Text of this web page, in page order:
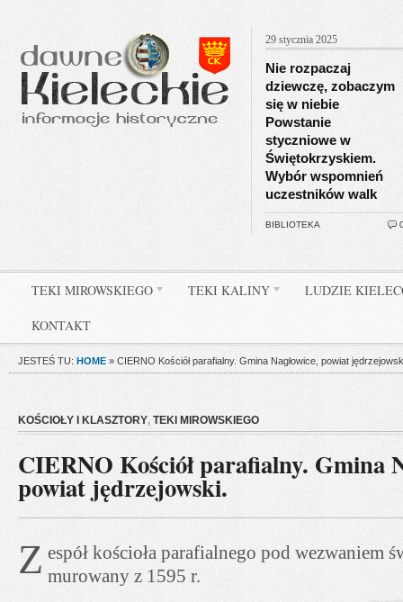
29 stycznia 2025
Nie rozpaczaj
dziewczę, zobaczym
się w niebie
Powstanie
styczniowe w
Świętokrzyskiem.
Wybór wspomnień
uczestników walk
BIBLIOTEKA
TEKI MIROWSKIEGO TEKI KALINY LUDZIE
KONTAKT
JESTEŚ TU: HOME » CIERNO Kościół parafialny. Gmina Nagłowice, powiat
KOŚCIOŁY I KLASZTORY, TEKI MIROWSKIEGO
CIERNO Kościół parafialny. Gmina
powiat jędrzejowski.
Z espół kościoła parafialnego pod wezwaniem
murowany z 1595 r.